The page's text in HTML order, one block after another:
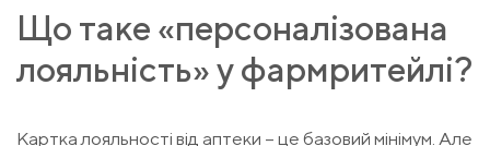
Що таке «персоналізована
лояльність» у фармритейлі?
Картка лояльності від аптеки – це базовий мінімум. Але